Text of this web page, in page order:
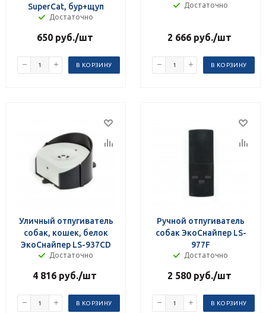
SuperCat, бур+щуп
Достаточно
650руб./шт
В КОРЗИНУ
Достаточно
2 666 руб./шт
В КОРЗИНУ
Уличный отпугиватель
собак, кошек, белок
ЭкоСнайпер LS-937CD
Достаточно
4 816 руб./шт
В КОРЗИНУ
Ручной отпугиватель
собак ЭкоСнайпер LS-
977F
Достаточно
2 580 руб./шт
В КОРЗИНУ